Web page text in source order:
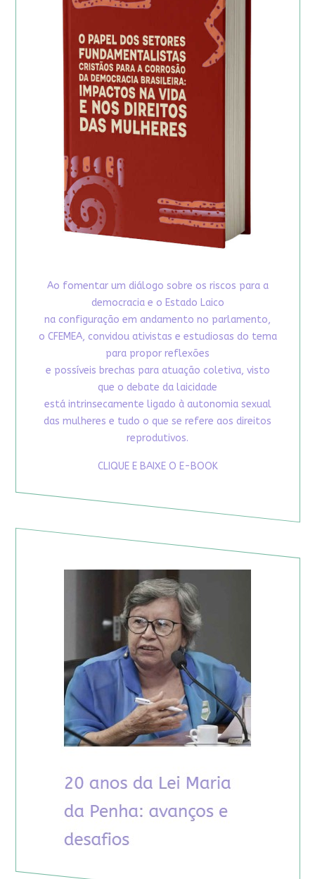
Ao fomentar um diálogo sobre os riscos para a
democracia e o Estado Laico
na configuração em andamento no parlamento,
o CFEMEA, convidou ativistas e estudiosas do tema
para propor reflexões
e possíveis brechas para atuação coletiva, visto
que o debate da laicidade
está intrinsecamente ligado à autonomia sexual
das mulheres e tudo o que se refere aos direitos
reprodutivos.
CLIQUE E BAIXE O E-BOOK